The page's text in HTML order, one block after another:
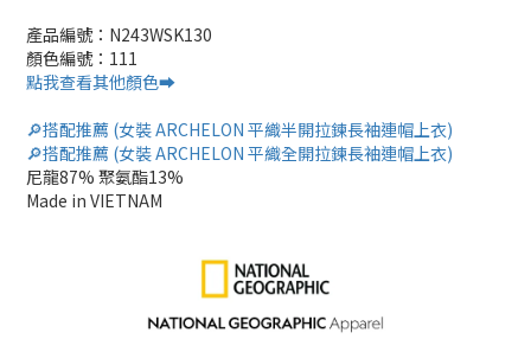
產品編號：N243WSK130
顏色編號：111
點我查看其他顏色➡️
🔎搭配推薦 (女裝 ARCHELON 平織半開拉鍊長袖連帽上衣)
🔎搭配推薦 (女裝 ARCHELON 平織全開拉鍊長袖連帽上衣)
尼龍87% 聚氨酯13%
Made in VIETNAM